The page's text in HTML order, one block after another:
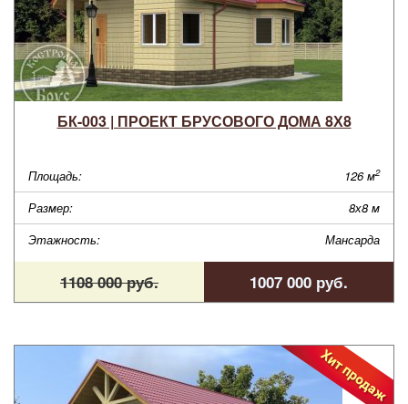
БК-003 | ПРОЕКТ БРУСОВОГО ДОМА 8Х8
Площадь: 126 м2
Размер:
8х8 м
Этажность:
Мансарда
1108 000 руб. 1007 000 руб.